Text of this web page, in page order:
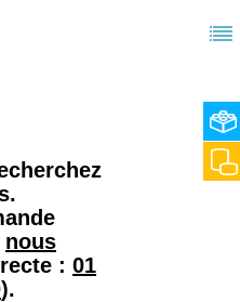
nous
: 01
).